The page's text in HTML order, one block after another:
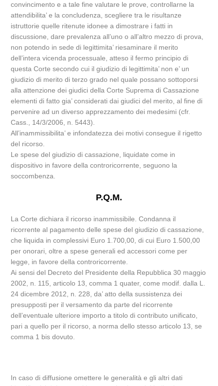
convincimento e a tale fine valutare le prove, controllarne la
attendibilita’ e la concludenza, scegliere tra le risultanze
istruttorie quelle ritenute idonee a dimostrare i fatti in
discussione, dare prevalenza all’uno o all’altro mezzo di prova,
non potendo in sede di legittimita’ riesaminare il merito
dell’intera vicenda processuale, atteso il fermo principio di
questa Corte secondo cui il giudizio di legittimita’ non e’ un
giudizio di merito di terzo grado nel quale possano sottoporsi
alla attenzione dei giudici della Corte Suprema di Cassazione
elementi di fatto gia’ considerati dai giudici del merito, al fine di
pervenire ad un diverso apprezzamento dei medesimi (cfr.
Cass., 14/3/2006, n. 5443).
All’inammissibilita’ e infondatezza dei motivi consegue il rigetto
del ricorso.
Le spese del giudizio di cassazione, liquidate come in
dispositivo in favore della controricorrente, seguono la
soccombenza.
P.Q.M.
La Corte dichiara il ricorso inammissibile. Condanna il
ricorrente al pagamento delle spese del giudizio di cassazione,
che liquida in complessivi Euro 1.700,00, di cui Euro 1.500,00
per onorari, oltre a spese generali ed accessori come per
legge, in favore della controricorrente.
Ai sensi del Decreto del Presidente della Repubblica 30 maggio
2002, n. 115, articolo 13, comma 1 quater, come modif. dalla L.
24 dicembre 2012, n. 228, da’ atto della sussistenza dei
presupposti per il versamento da parte del ricorrente
dell’eventuale ulteriore importo a titolo di contributo unificato,
pari a quello per il ricorso, a norma dello stesso articolo 13, se
comma 1 bis dovuto.
In caso di diffusione omettere le generalità e gli altri dati